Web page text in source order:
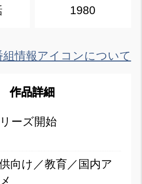
1980
組情報アイコンについて
作品詳細
ーズ開始
向け／教育／国内ア